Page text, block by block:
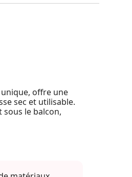
unique, offre une
sec et utilisable.
le balcon,